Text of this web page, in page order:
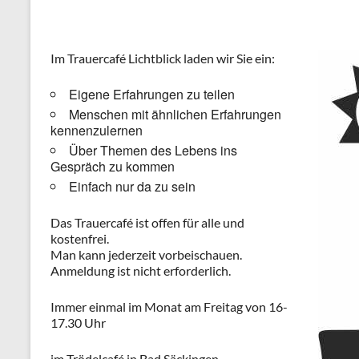
Im Trauercafé Lichtblick laden wir Sie ein:
Eigene Erfahrungen zu teilen
Menschen mit ähnlichen Erfahrungen
kennenzulernen
Über Themen des Lebens ins
Gespräch zu kommen
Einfach nur da zu sein
Das Trauercafé ist offen für alle und
kostenfrei.
Man kann jederzeit vorbeischauen.
Anmeldung ist nicht erforderlich.
Immer einmal im Monat am Freitag von 16-
17.30 Uhr